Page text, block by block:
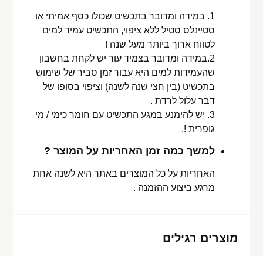
1. במידה ומדובר בתכשיט שכולו כסף אמיתי או
סטיינלס סטיל ללא ציפוי, התכשיט עמיד למים
לטווח ארוך ביותר מעל שנה !
2.במידה ומדובר בצמיד עור יש לקחת בחשבון
שהעמידות למים היא עבור זמן סביר של שימוש
בתכשיט (בין חצי שנה לשנה) וציפוי בסופו של
דבר עלול לרדת .
3. יש להימנע במגע התכשיט עם חומר כימי / מי
גופרית !.
למשך כמה זמן האחריות על המוצר ?
האחריות על כל המוצרים באתר היא לשנה אחת
מרגע ביצוע ההזמנה .
מוצרים רגילים